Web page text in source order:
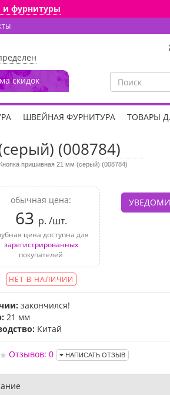
фурнитуры
скидок
ШВЕЙНАЯ ФУРНИТУРА ТОВАРЫ
(008784)
Кнопка пришивная 21 мм (серый) (008784)
обычная цена:
63 р. /шт.
цена доступна для
зарегистрированных
покупателей
НЕТ В НАЛИЧИИ
закончился!
21 мм
Китай
Отзывов: 0 НАПИСАТЬ ОТЗЫВ